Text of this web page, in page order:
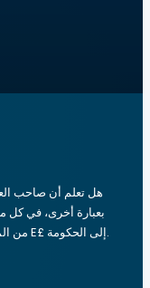
هل تعلم أن صاحب
‏١٠ E£من المال الذي كسبته بشق الأنفس، يذهب ‏٢٫٠٣ E£ إلى الحكومة.